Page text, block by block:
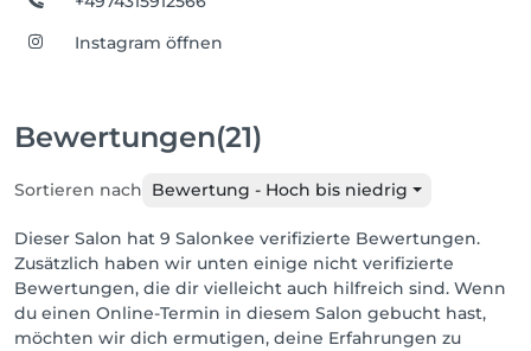
Instagram öffnen
Bewertungen(21)
Sortieren nach Bewertung - Hoch bis niedrig
Dieser Salon hat 9 Salonkee verifizierte Bewertungen.
Zusätzlich haben wir unten einige nicht verifizierte
Bewertungen, die dir vielleicht auch hilfreich sind. Wenn
du einen Online-Termin in diesem Salon gebucht hast,
möchten wir dich ermutigen, deine Erfahrungen zu